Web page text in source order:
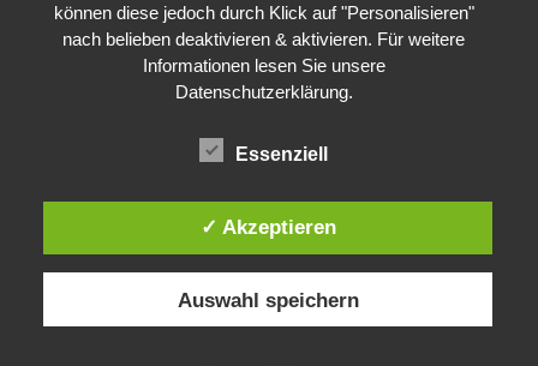
Impressum Datenschutzerklärung
können diese jedoch durch Klick auf "Personalisieren"
nach belieben deaktivieren & aktivieren. Für weitere
Informationen lesen Sie unsere
Datenschutzerklärung.
Essenziell
✓ Akzeptieren
Auswahl speichern